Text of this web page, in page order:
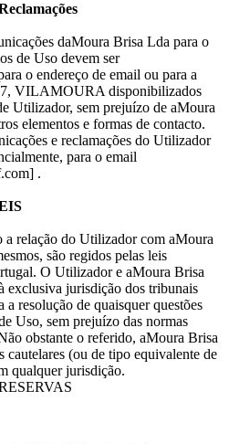
daMoura Brisa Lda para o
de Uso devem ser
o endereço de email ou para a
VILAMOURA disponibilizados
Utilizador, sem prejuízo de aMoura
elementos e formas de contacto.
e reclamações do Utilizador
para o email
.
a relação do Utilizador com aMoura
são regidos pelas leis
O Utilizador e aMoura Brisa
exclusiva jurisdição dos tribunais
resolução de quaisquer questões
Uso, sem prejuízo das normas
obstante o referido, aMoura Brisa
(ou de tipo equivalente de
qualquer jurisdição.